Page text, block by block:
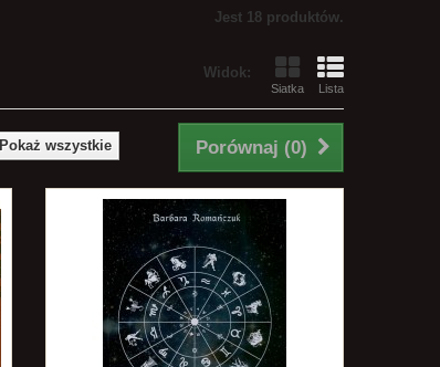
Jest 18 produktów.
Widok:
Siatka Lista
Porównaj (0)
Pokaż wszystkie